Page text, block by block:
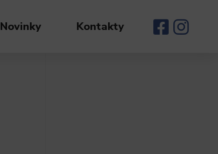
Novinky Kontakty